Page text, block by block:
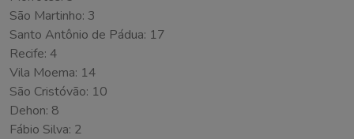
São Martinho: 3
Santo Antônio de Pádua: 17
Recife: 4
Vila Moema: 14
São Cristóvão: 10
Dehon: 8
Fábio Silva: 2